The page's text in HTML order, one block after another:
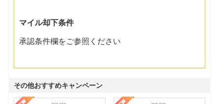
マイル却下条件
承認条件欄をご参照ください
その他おすすめキャンペーン